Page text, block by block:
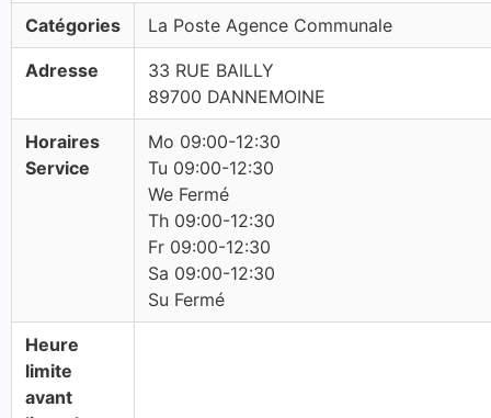
Catégories La Poste Agence Communale
Adresse
33 RUE BAILLY
89700 DANNEMOINE
Horaires
Service
Mo 09:00-12:30
Tu 09:00-12:30
We Fermé
Th 09:00-12:30
Fr 09:00-12:30
Sa 09:00-12:30
Su Fermé
Heure
limite
avant